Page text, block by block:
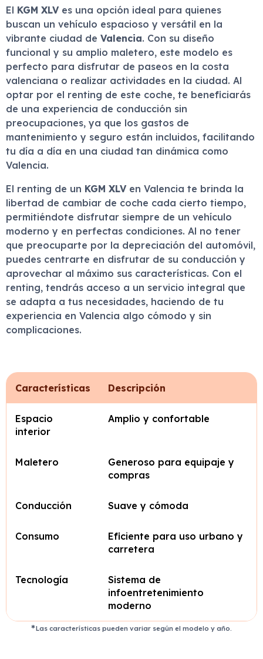
El KGM XLVes una opción ideal para quienes
buscan un vehículo espacioso y versátil en la
vibrante ciudad de Valencia. Con su diseño
funcional y su amplio maletero, este modelo es
perfecto para disfrutar de paseos en la costa
valenciana o realizar actividades en la ciudad. Al
optar por el renting de este coche, te beneficiarás
de una experiencia de conducción sin
preocupaciones, ya que los gastos de
mantenimiento y seguro están incluidos, facilitando
tu día a día en una ciudad tan dinámica como
Valencia.
El renting de un KGM XLVen Valencia te brinda la
libertad de cambiar de coche cada cierto tiempo,
permitiéndote disfrutar siempre de un vehículo
moderno y en perfectas condiciones. Al no tener
que preocuparte por la depreciación del automóvil,
puedes centrarte en disfrutar de su conducción y
aprovechar al máximo sus características. Con el
renting, tendrás acceso a un servicio integral que
se adapta a tus necesidades, haciendo de tu
experiencia en Valencia algo cómodo y sin
complicaciones.
Características Descripción
Espacio
interior
Amplio y confortable
Maletero
Generoso para equipaje y
compras
Conducción Suave y cómoda
Consumo
Eficiente para uso urbano y
carretera
Tecnología
Sistema de
infoentretenimiento
moderno
Las características pueden variar según el modelo y año.